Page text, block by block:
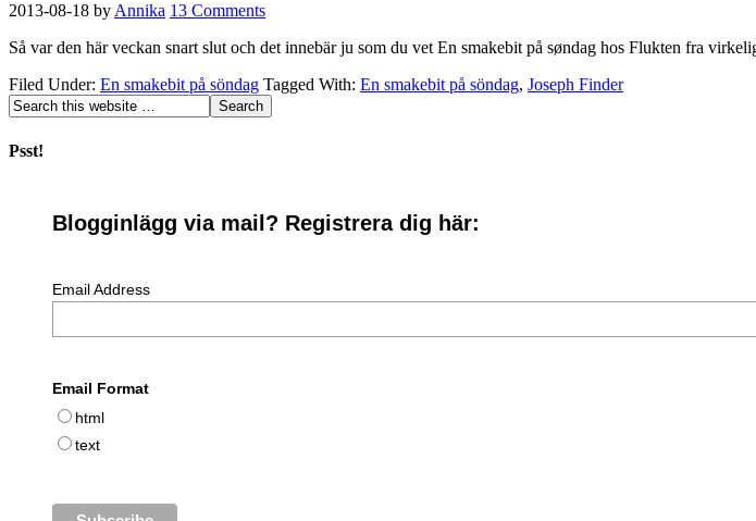
2013-08-18 byAnnika 13 Comments
Så var den här veckan snart slut och det innebär ju som du vet En smakebit på søndag hos Flukten fra
Filed Under: En smakebit på söndag Tagged With: En smakebit på söndag, Joseph Finder
Psst!
Blogginlägg via mail? Registrera dig här:
Email Address
Email Format
html
text